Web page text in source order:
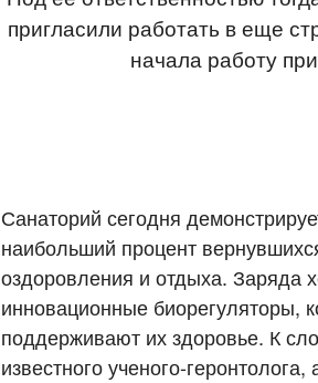
пригласили работать в еще
начала работу
Санаторий сегодня
наибольший процент
оздоровления и отдыха. Заряда
инновационные биорегуляторы,
поддерживают их здоровье. К
известного ученого-